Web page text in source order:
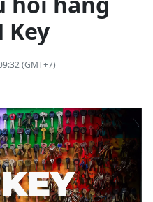
Key
(GMT+7)